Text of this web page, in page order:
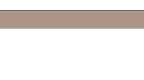
sitt "varför" – och hur konsten